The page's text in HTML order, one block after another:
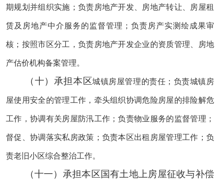
期规划并组织实施；负责房地产开发、房地产转让、房屋租
赁及房地产中介服务的监督管理；负责房产实测绘成果审
核；按照市区分工，负责房地产开发企业的资质管理、房地
产估价机构备案管理。
（十）承担本区城镇房屋管理的责任；负责城镇房
屋使用安全的管理工作，牵头组织协调危险房屋的排险解危
工作，协调有关房屋防汛工作；负责物业服务的监督管理；
督促、协调落实私房政策；负责本区出租房屋管理工作；负
责老旧小区综合整治工作。
（十一）承担本区国有土地上房屋征收与补偿